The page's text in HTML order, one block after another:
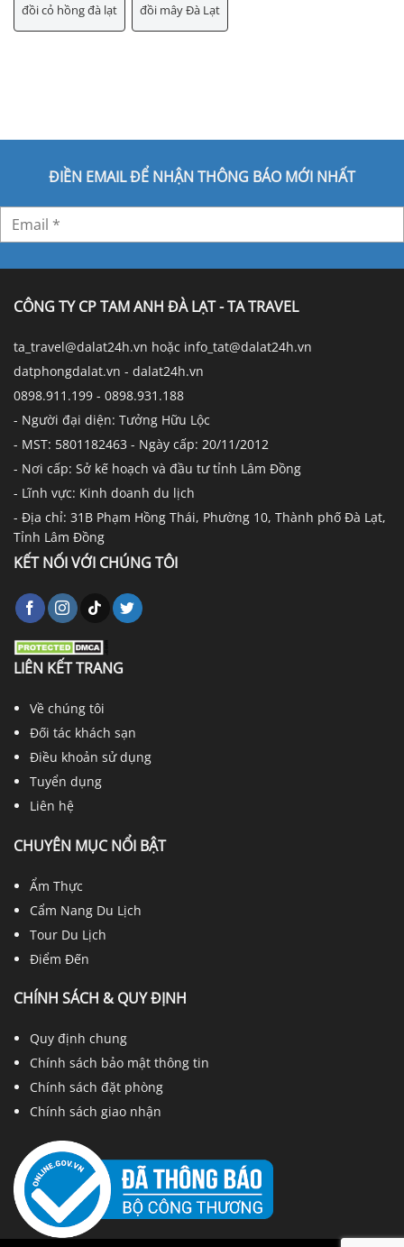
đồi cỏ hồng đà lạt đồi mây Đà Lạt
ĐIỀN EMAIL ĐỂ NHẬN THÔNG BÁO MỚI NHẤT
CÔNG TY CP TAM ANH ĐÀ LẠT - TA TRAVEL
ta_travel@dalat24h.vn hoặc info_tat@dalat24h.vn
datphongdalat.vn - dalat24h.vn
0898.911.199 - 0898.931.188
- Người đại diện: Tưởng Hữu Lộc
- MST: 5801182463 - Ngày cấp: 20/11/2012
- Nơi cấp: Sở kế hoạch và đầu tư tỉnh Lâm Đồng
- Lĩnh vực: Kinh doanh du lịch
- Địa chỉ: 31B Phạm Hồng Thái, Phường 10, Thành phố Đà Lạt,
Tỉnh Lâm Đồng
KẾT NỐI VỚI CHÚNG TÔI
LIÊN KẾT TRANG
Về chúng tôi
Đối tác khách sạn
Điều khoản sử dụng
Tuyển dụng
Liên hệ
CHUYÊN MỤC NỔI BẬT
Ẩm Thực
Cẩm Nang Du Lịch
Tour Du Lịch
Điểm Đến
CHÍNH SÁCH & QUY ĐỊNH
Quy định chung
Chính sách bảo mật thông tin
Chính sách đặt phòng
Chính sách giao nhận